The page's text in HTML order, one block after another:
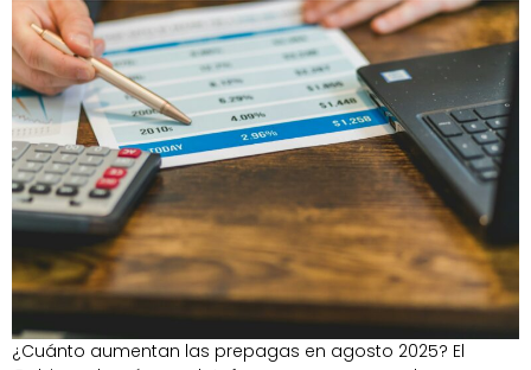
¿Cuánto aumentan las prepagas en agosto 2025? El